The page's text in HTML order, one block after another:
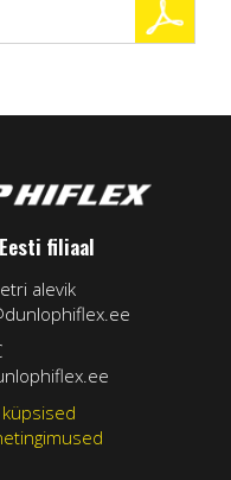
Eesti filiaal
alevik
küpsised